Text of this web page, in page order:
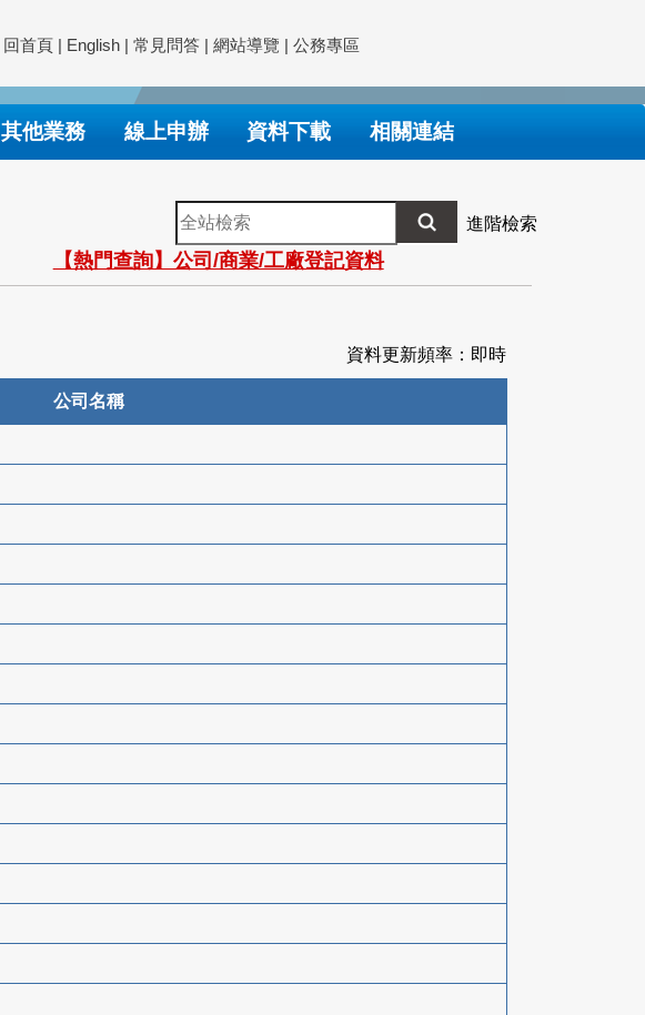
回首頁 | English | 常見問答 | 網站導覽 | 公務專區
其他業務 線上申辦 資料下載 相關連結
全
站
檢
索
進階檢索
【熱門查詢】公司/商業/工廠登記資料
資料更新頻率：即時
公司名稱